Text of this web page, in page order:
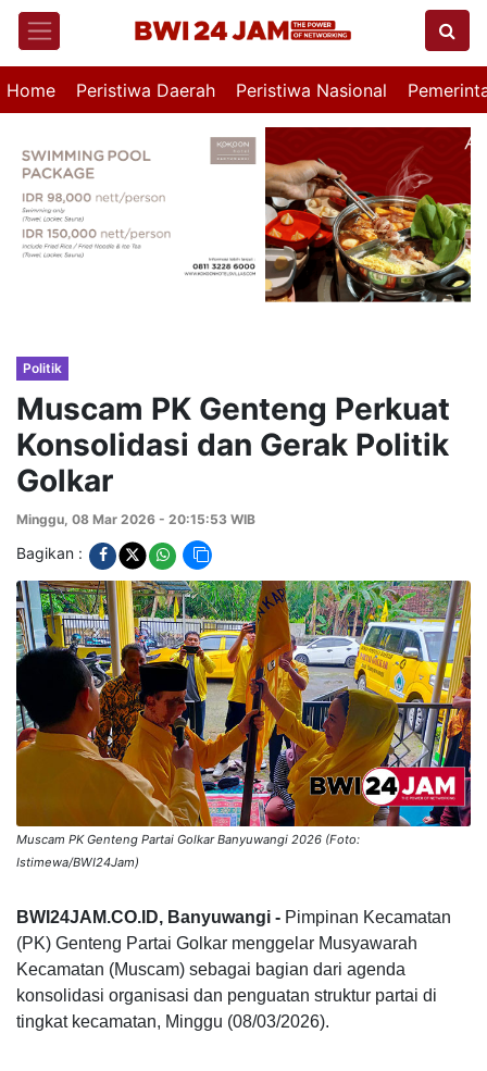
Home Peristiwa Daerah Peristiwa Nasional
Politik
Muscam PK Genteng Perkuat
Konsolidasi dan Gerak Politik
Golkar
Minggu, 08 Mar 2026 - 20:15:53 WIB
Bagikan :
Muscam PK Genteng Partai Golkar Banyuwangi 2026 (Foto:
Istimewa/BWI24Jam)
BWI24JAM.CO.ID, Banyuwangi - Pimpinan Kecamatan
(PK) Genteng Partai Golkar menggelar Musyawarah
Kecamatan (Muscam) sebagai bagian dari agenda
konsolidasi organisasi dan penguatan struktur partai di
tingkat kecamatan, Minggu (08/03/2026).